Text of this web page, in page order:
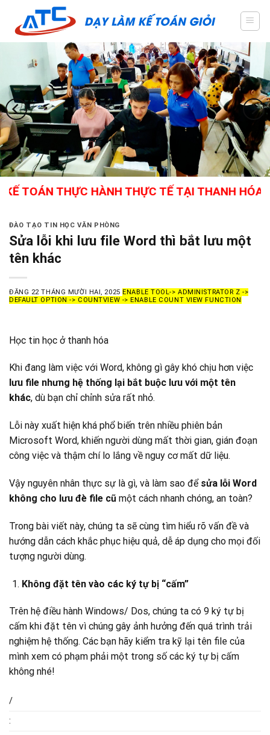
content
THỰC HÀNH THỰC TẾ TẠI THANH HÓA - GIÁO
ĐÀO TẠO TIN HỌC VĂN PHÒNG
Sửa lỗi khi lưu file Word thì bắt lưu một
tên khác
ĐĂNG 22 THÁNG MƯỜI HAI, 2025 ENABLE TOOL-> ADMINISTRATOR Z ->
DEFAULT OPTION -> COUNTVIEW -> ENABLE COUNT VIEW FUNCTION
Học tin học ở thanh hóa
Khi đang làm việc với Word, không gì gây khó chịu hơn việc
lưu file nhưng hệ thống lại bắt buộc lưu với một tên
khác, dù bạn chỉ chỉnh sửa rất nhỏ.
Lỗi này xuất hiện khá phổ biến trên nhiều phiên bản
Microsoft Word, khiến người dùng mất thời gian, gián đoạn
công việc và thậm chí lo lắng về nguy cơ mất dữ liệu.
Vậy nguyên nhân thực sự là gì, và làm sao để sửa lỗi Word
không cho lưu đè file cũ một cách nhanh chóng, an toàn?
Trong bài viết này, chúng ta sẽ cùng tìm hiểu rõ vấn đề và
hướng dẫn cách khắc phục hiệu quả, dễ áp dụng cho mọi đối
tượng người dùng.
Không đặt tên vào các ký tự bị “cấm”
Trên hệ điều hành Windows/ Dos, chúng ta có 9 ký tự bị
cấm khi đặt tên vì chúng gây ảnh hưởng đến quá trình trải
nghiệm hệ thống. Các bạn hãy kiểm tra kỹ lại tên file của
mình xem có phạm phải một trong số các ký tự bị cấm
không nhé!
/
: